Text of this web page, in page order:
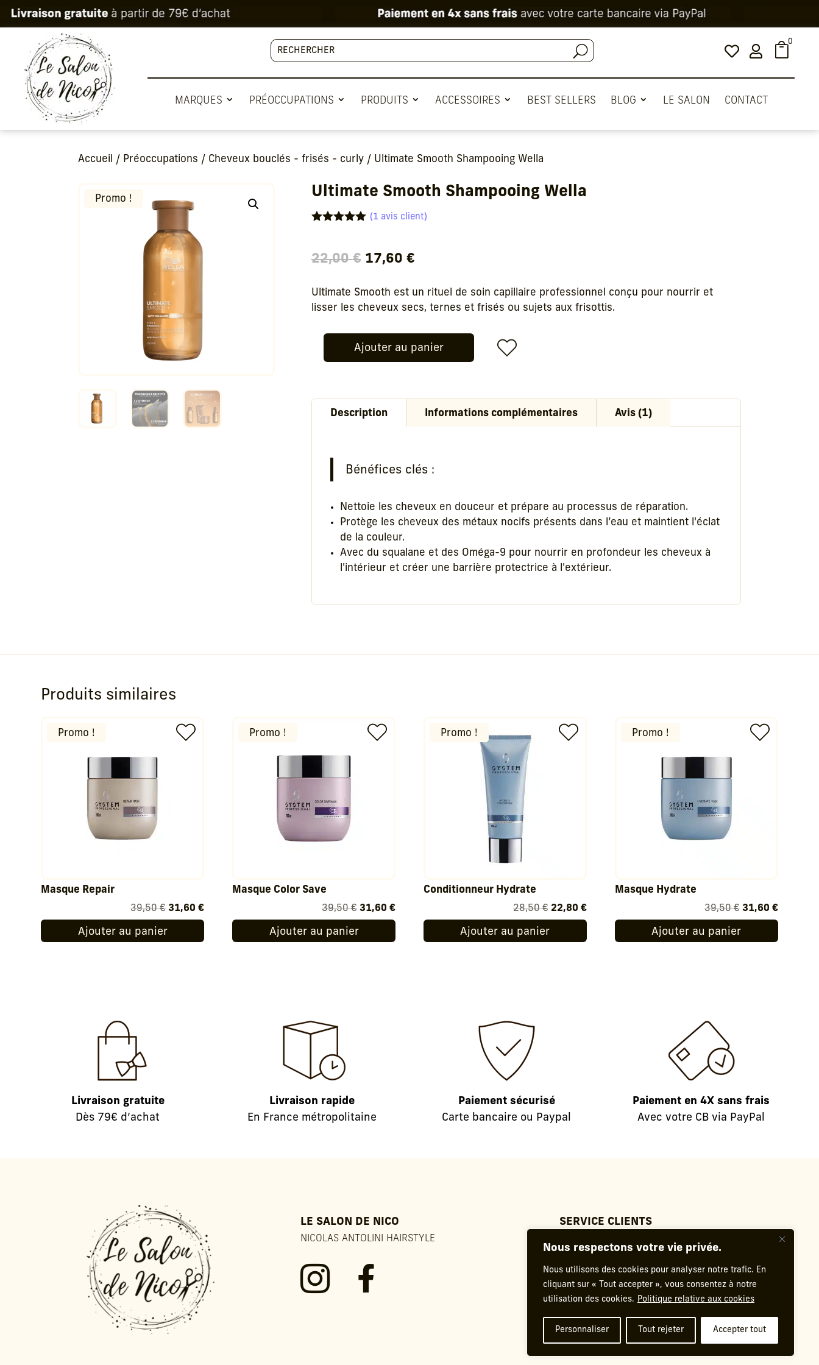
Nous respectons votre vie privée.
Nous utilisons des cookies pour analyser notre trafic. En
cliquant sur « Tout accepter », vous consentez à notre
utilisation des cookies. Politique relative aux cookies
Personnaliser Tout rejeter Accepter tout
0


MARQUES PRÉOCCUPATIONS PRODUITS ACCESSOIRES BEST SELLERS BLOG LE SALON CONTACT
Accueil / Préoccupations / Cheveux bouclés - frisés - curly/ Ultimate Smooth Shampooing Wella
Promo ! Ultimate Smooth Shampooing Wella
basé sur
notation
(1 avis client)
22,00€ Le
initial
était :
17,60 €Le
actuel
est :
Ultimate Smooth est un rituel de soin capillaire professionnel conçu pour nourrir et
lisser les cheveux secs, ternes et frisés ou sujets aux frisottis.
quantité
Smooth
Shampooing
Ajouter au panier
Description Informations complémentaires Avis (1)
Bénéfices clés :
Nettoie les cheveux en douceur et prépare au processus de réparation.
Protège les cheveux des métaux nocifs présents dans l’eau et maintient l'éclat
de la couleur.
Avec du squalane et des Oméga-9 pour nourrir en profondeur les cheveux à
l'intérieur et créer une barrière protectrice à l'extérieur.
Produits similaires
Promo !
Masque Repair
39,50€ Le
prix
31,60€Le
prix
actuel
Ajouter au panier
Promo !
Masque Color Save
39,50€ Le
prix
31,60 €Le
prix
actuel
Ajouter au panier
Promo !
Conditionneur Hydrate
28,50€ Le
prix
22,80 €Le
prix
actuel
Ajouter au panier
Promo !
Masque Hydrate
39,50€ Le
prix
31,60 €Le
prix
actuel
Ajouter au panier
Livraison gratuite
Dès 79€ d’achat
Livraison rapide
En France métropolitaine
Paiement sécurisé
Carte bancaire ou Paypal
Paiement en 4X sans frais
Avec votre CB via PayPal
LE SALON DE NICO
NICOLAS ANTOLINI HAIRSTYLE
 
SERVICE CLIENTS
Contact
FAQ
Conditions générales de vente
Mentions légales
Politique de confidentialité